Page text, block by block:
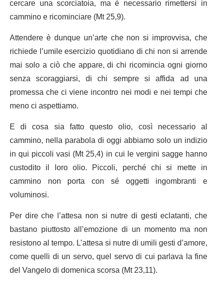
cammino e ricominciare (Mt 25,9).
Attendere è dunque un’arte che non si improvvisa, che
richiede l’umile esercizio quotidiano di chi non si arrende
mai solo a ciò che appare, di chi ricomincia ogni giorno
senza scoraggiarsi, di chi sempre si affida ad una
promessa che ci viene incontro nei modi e nei tempi che
meno ci aspettiamo.
E di cosa sia fatto questo olio, così necessario al
cammino, nella parabola di oggi abbiamo solo un indizio
in qui piccoli vasi (Mt 25,4) in cui le vergini sagge hanno
custodito il loro olio. Piccoli, perché chi si mette in
cammino non porta con sé oggetti ingombranti e
voluminosi.
Per dire che l’attesa non si nutre di gesti eclatanti, che
bastano piuttosto all’emozione di un momento ma non
resistono al tempo. L’attesa si nutre di umili gesti d’amore,
come quelli di un servo, quel servo di cui parlava la fine
del Vangelo di domenica scorsa (Mt 23,11).